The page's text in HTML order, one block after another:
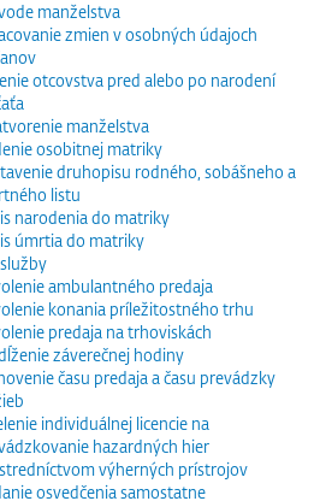
manželstva
zmien v osobných údajoch
otcovstva pred alebo po narodení
manželstva
osobitnej matriky
druhopisu rodného, sobášneho a
listu
narodenia do matriky
úmrtia do matriky
ambulantného predaja
konania príležitostného trhu
predaja na trhoviskách
záverečnej hodiny
času predaja a času prevádzky
individuálnej licencie na
hazardných hier
výherných prístrojov
osvedčenia samostatne